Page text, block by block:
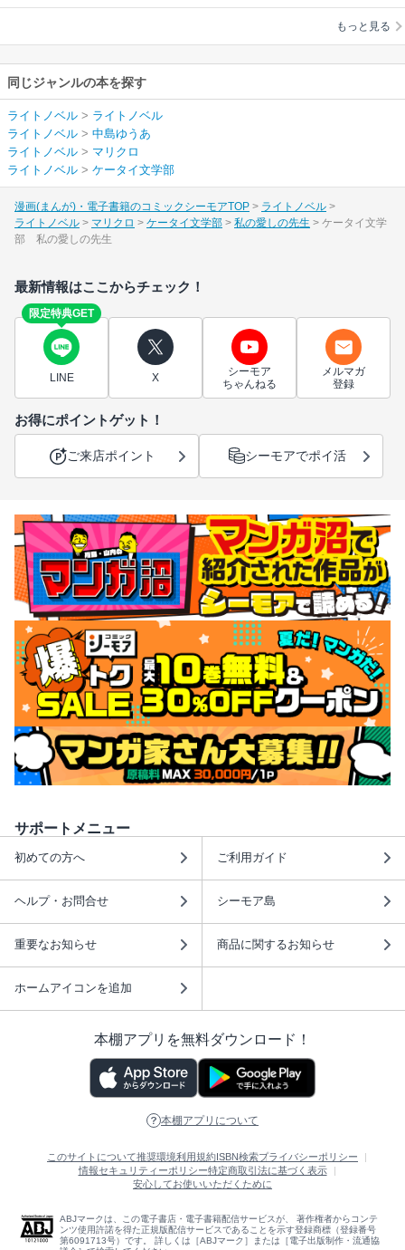
もっと見る
同じジャンルの本を探す
ライトノベル > ライトノベル
ライトノベル > 中島ゆうあ
ライトノベル > マリクロ
ライトノベル > ケータイ文学部
漫画(まんが)・電子書籍のコミックシーモアTOP
ライトノベル
ライトノベル
マリクロ ケータイ文学部 私の愛しの先生
ケータイ文学
部 私の愛しの先生
最新情報はここからチェック！
限定特典GET
LINE X
シーモア
ちゃんねる
メルマガ
登録
お得にポイントゲット！
ご来店ポイント シーモアでポイ活
サポートメニュー
初めての方へ ご利用ガイド
ヘルプ・お問合せ シーモア島
重要なお知らせ 商品に関するお知らせ
ホームアイコンを追加
本棚アプリを無料ダウンロード！
本棚アプリについて
このサイトについて推奨環境利用規約ISBN検索プライバシーポリシー
情報セキュリティーポリシー特定商取引法に基づく表示
安心してお使いいただくために
ABJマークは、この電子書店・電子書籍配信サービスが、 著作権者からコンテ
ンツ使用許諾を得た正規版配信サービスであることを示す登録商標（登録番号
第6091713号）です。 詳しくは［ABJマーク］または［電子出版制作・流通協